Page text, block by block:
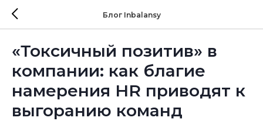
Блог Inbalansy
«Токсичный позитив» в
компании: как благие
намерения HR приводят к
выгоранию команд